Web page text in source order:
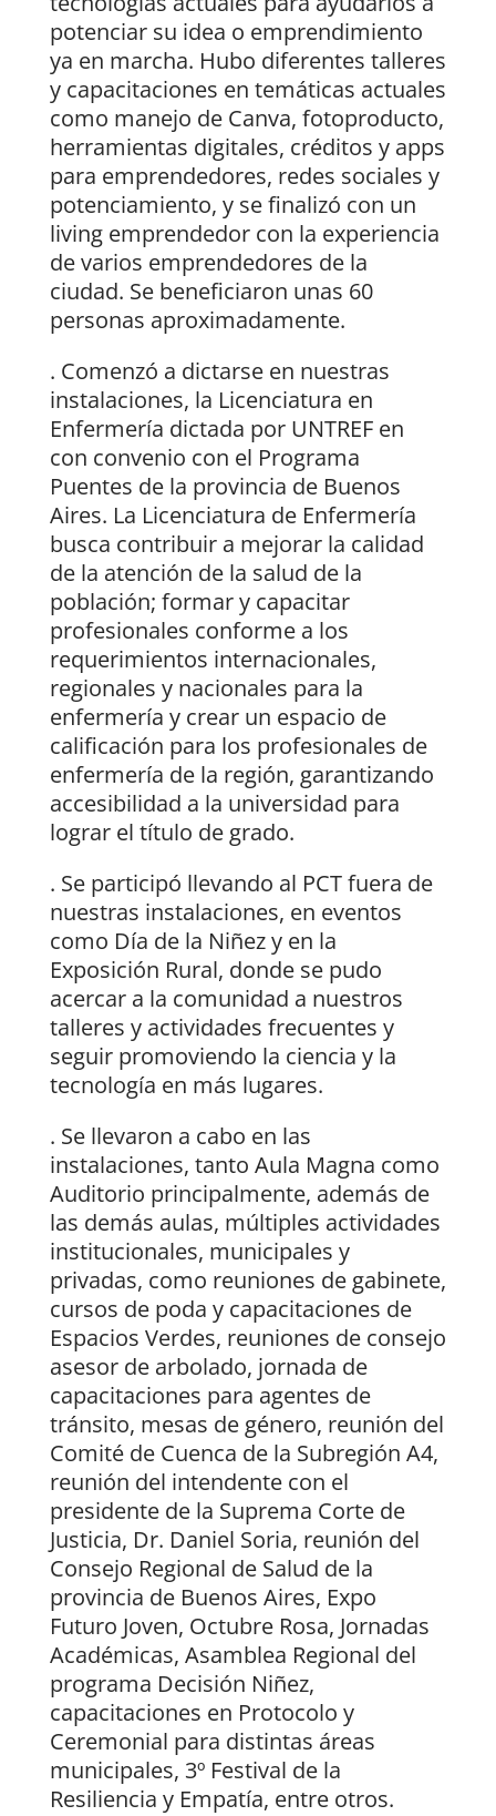
potenciar su idea o emprendimiento
ya en marcha. Hubo diferentes talleres
y capacitaciones en temáticas actuales
como manejo de Canva, fotoproducto,
herramientas digitales, créditos y apps
para emprendedores, redes sociales y
potenciamiento, y se finalizó con un
living emprendedor con la experiencia
de varios emprendedores de la
ciudad. Se beneficiaron unas 60
personas aproximadamente.
. Comenzó a dictarse en nuestras
instalaciones, la Licenciatura en
Enfermería dictada por UNTREF en
con convenio con el Programa
Puentes de la provincia de Buenos
Aires. La Licenciatura de Enfermería
busca contribuir a mejorar la calidad
de la atención de la salud de la
población; formar y capacitar
profesionales conforme a los
requerimientos internacionales,
regionales y nacionales para la
enfermería y crear un espacio de
calificación para los profesionales de
enfermería de la región, garantizando
accesibilidad a la universidad para
lograr el título de grado.
. Se participó llevando al PCT fuera de
nuestras instalaciones, en eventos
como Día de la Niñez y en la
Exposición Rural, donde se pudo
acercar a la comunidad a nuestros
talleres y actividades frecuentes y
seguir promoviendo la ciencia y la
tecnología en más lugares.
. Se llevaron a cabo en las
instalaciones, tanto Aula Magna como
Auditorio principalmente, además de
las demás aulas, múltiples actividades
institucionales, municipales y
privadas, como reuniones de gabinete,
cursos de poda y capacitaciones de
Espacios Verdes, reuniones de consejo
asesor de arbolado, jornada de
capacitaciones para agentes de
tránsito, mesas de género, reunión del
Comité de Cuenca de la Subregión A4,
reunión del intendente con el
presidente de la Suprema Corte de
Justicia, Dr. Daniel Soria, reunión del
Consejo Regional de Salud de la
provincia de Buenos Aires, Expo
Futuro Joven, Octubre Rosa, Jornadas
Académicas, Asamblea Regional del
programa Decisión Niñez,
capacitaciones en Protocolo y
Ceremonial para distintas áreas
municipales, 3º Festival de la
Resiliencia y Empatía, entre otros.